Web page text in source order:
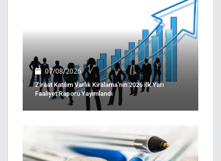
07/08/2026
Ziraat Katılım Varlık Kiralama'nın 2026 Ilk Yarı
Faaliyet Raporu Yayımlandı